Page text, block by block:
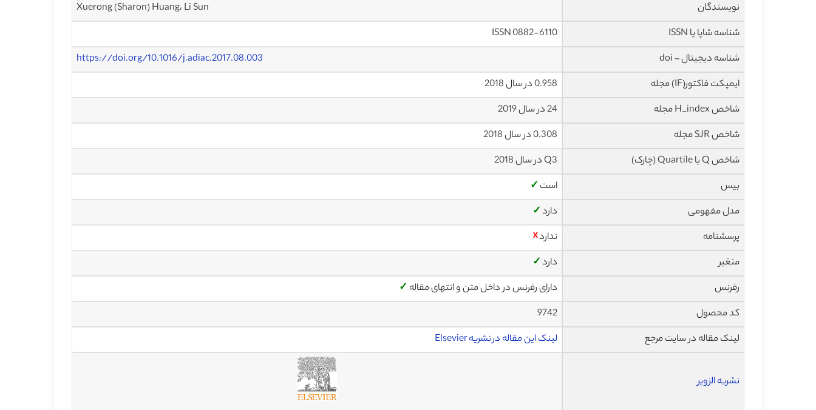
نویسندگان
Xuerong (Sharon) Huang، Li Sun
شناسه شاپا یا ISSN
ISSN 0882-6110
شناسه دیجیتال – doi
https://doi.org/10.1016/j.adiac.2017.08.003
ایمپکت فاکتور(IF) مجله
0.958 در سال 2018
شاخص H_index مجله
24 در سال 2019
شاخص SJR مجله
0.308 در سال 2018
شاخص Q یا Quartile (چارک)
Q3 در سال 2018
بیس
است ✓
مدل مفهومی
دارد✓
پرسشنامه
ندارد☓
متغیر
دارد✓
رفرنس
دارای رفرنس در داخل متن و انتهای مقاله ✓
کد محصول
9742
لینک مقاله در سایت مرجع
لینک این مقاله در نشریه Elsevier
نشریه الزویر